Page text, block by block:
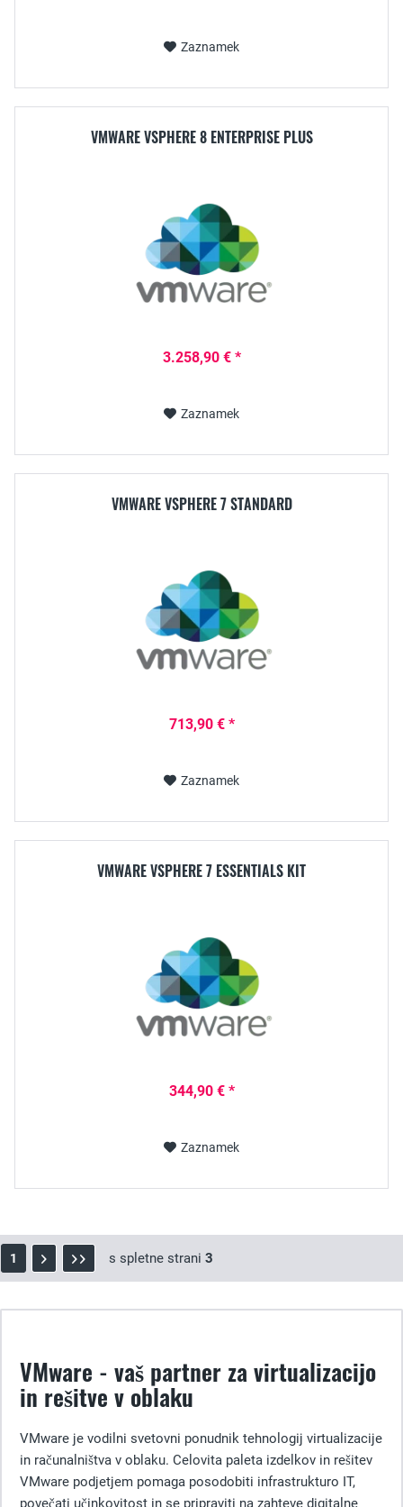
Zaznamek
VMWARE VSPHERE 8 ENTERPRISE PLUS
3.258,90 € *
Zaznamek
VMWARE VSPHERE 7 STANDARD
713,90 € *
Zaznamek
VMWARE VSPHERE 7 ESSENTIALS KIT
344,90 € *
Zaznamek
1 s spletne strani 3
VMware - vaš partner za virtualizacijo
in rešitve v oblaku
VMware je vodilni svetovni ponudnik tehnologij virtualizacije
in računalništva v oblaku. Celovita paleta izdelkov in rešitev
VMware podjetjem pomaga posodobiti infrastrukturo IT,
povečati učinkovitost in se pripraviti na zahteve digitalne